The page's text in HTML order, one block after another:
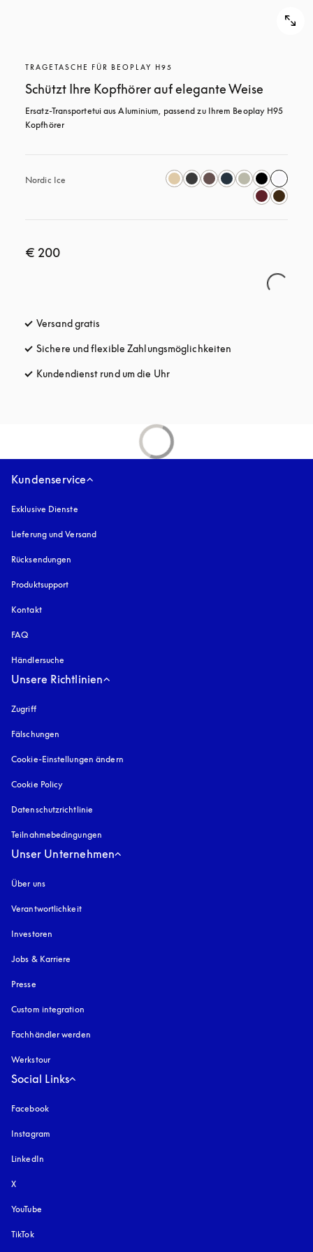
TRAGETASCHE FÜR BEOPLAY H95
Schützt Ihre Kopfhörer auf elegante Weise
Ersatz-Transportetui aus Aluminium, passend zu Ihrem Beoplay H95
Kopfhörer
Nordic Ice
€ 200
Versand gratis
Sichere und flexible Zahlungsmöglichkeiten
Kundendienst rund um die Uhröffnet sich in einem neuen Tab
Kundenservice
Exklusive Dienste
Lieferung und Versand
Rücksendungen
Produktsupport
Kontakt
FAQ
Händlersuche
Unsere Richtlinien
Zugrifföffnet sich in einem neuen Tab
Fälschungen
Cookie-Einstellungen ändern
Cookie Policy
Datenschutzrichtlinie
Teilnahmebedingungen
Unser Unternehmen
Über uns
Verantwortlichkeit
Investoren
Jobs & Karriere
Presse
Custom integration
Fachhändler werden
Werkstour
Social Links
Facebook
Instagram
LinkedIn
X
YouTube
TikTok